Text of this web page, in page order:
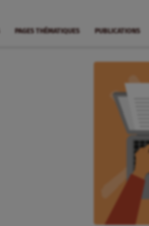
PAGES THÉMATIQUES PUBLICATIONS